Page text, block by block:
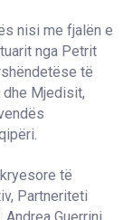
nisi me fjalën e
nga Petrit
të
Mjedisit,
të
Partneriteti